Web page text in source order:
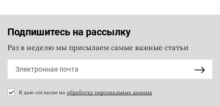
Подпишитесь на рассылку
Раз в неделю мы присылаем самые важные статьи
Я даю согласие на обработку персональных данных